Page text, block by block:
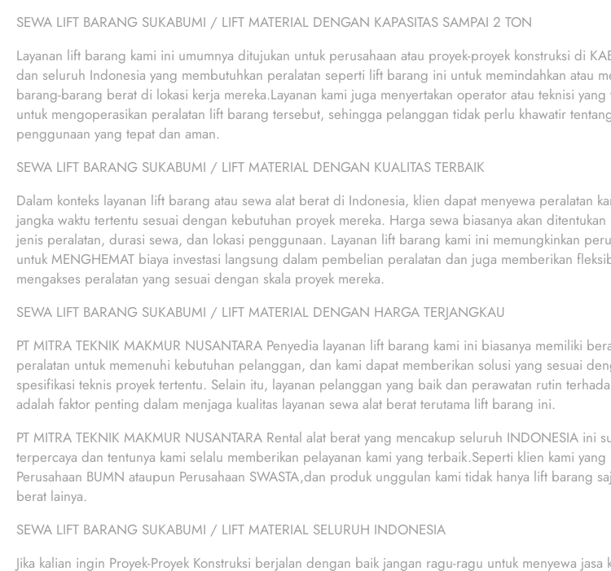
SEWA LIFT BARANG SUKABUMI / LIFT MATERIAL DENGAN KAPASITAS SAMPAI 2 TON
Layanan lift barang kami ini umumnya ditujukan untuk perusahaan atau proyek-proyek konstruksi di
dan seluruh Indonesia yang membutuhkan peralatan seperti lift barang ini untuk memindahkan atau
barang-barang berat di lokasi kerja mereka.Layanan kami juga menyertakan operator atau teknisi yang
untuk mengoperasikan peralatan lift barang tersebut, sehingga pelanggan tidak perlu khawatir
penggunaan yang tepat dan aman.
SEWA LIFT BARANG SUKABUMI / LIFT MATERIAL DENGAN KUALITAS TERBAIK
Dalam konteks layanan lift barang atau sewa alat berat di Indonesia, klien dapat menyewa peralatan
jangka waktu tertentu sesuai dengan kebutuhan proyek mereka. Harga sewa biasanya akan ditentukan
jenis peralatan, durasi sewa, dan lokasi penggunaan. Layanan lift barang kami ini memungkinkan
untuk MENGHEMAT biaya investasi langsung dalam pembelian peralatan dan juga memberikan
mengakses peralatan yang sesuai dengan skala proyek mereka.
SEWA LIFT BARANG SUKABUMI / LIFT MATERIAL DENGAN HARGA TERJANGKAU
PT MITRA TEKNIK MAKMUR NUSANTARA Penyedia layanan lift barang kami ini biasanya memiliki
peralatan untuk memenuhi kebutuhan pelanggan, dan kami dapat memberikan solusi yang sesuai
spesifikasi teknis proyek tertentu. Selain itu, layanan pelanggan yang baik dan perawatan rutin
adalah faktor penting dalam menjaga kualitas layanan sewa alat berat terutama lift barang ini.
PT MITRA TEKNIK MAKMUR NUSANTARA Rental alat berat yang mencakup seluruh INDONESIA ini
terpercaya dan tentunya kami selalu memberikan pelayanan kami yang terbaik.Seperti klien kami
Perusahaan BUMN ataupun Perusahaan SWASTA,dan produk unggulan kami tidak hanya lift barang
berat lainya.
SEWA LIFT BARANG SUKABUMI / LIFT MATERIAL SELURUH INDONESIA
Jika kalian ingin Proyek-Proyek Konstruksi berjalan dengan baik jangan ragu-ragu untuk menyewa jasa